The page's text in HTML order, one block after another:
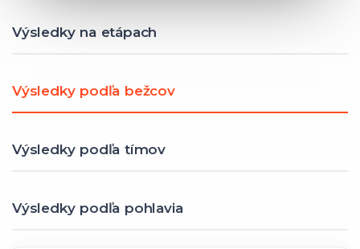
Výsledky na etápach
Výsledky podľa bežcov
Výsledky podľa tímov
Výsledky podľa pohlavia